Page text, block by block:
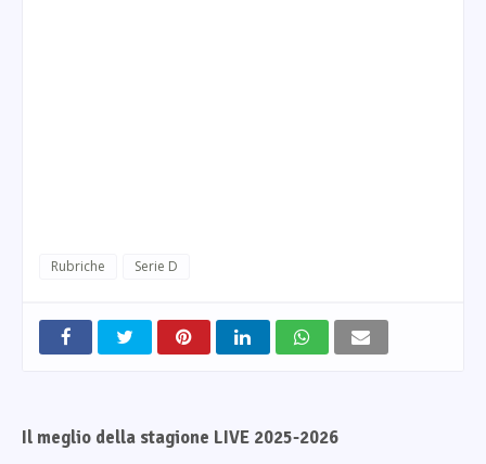
Rubriche Serie D
Il meglio della stagione LIVE 2025-2026